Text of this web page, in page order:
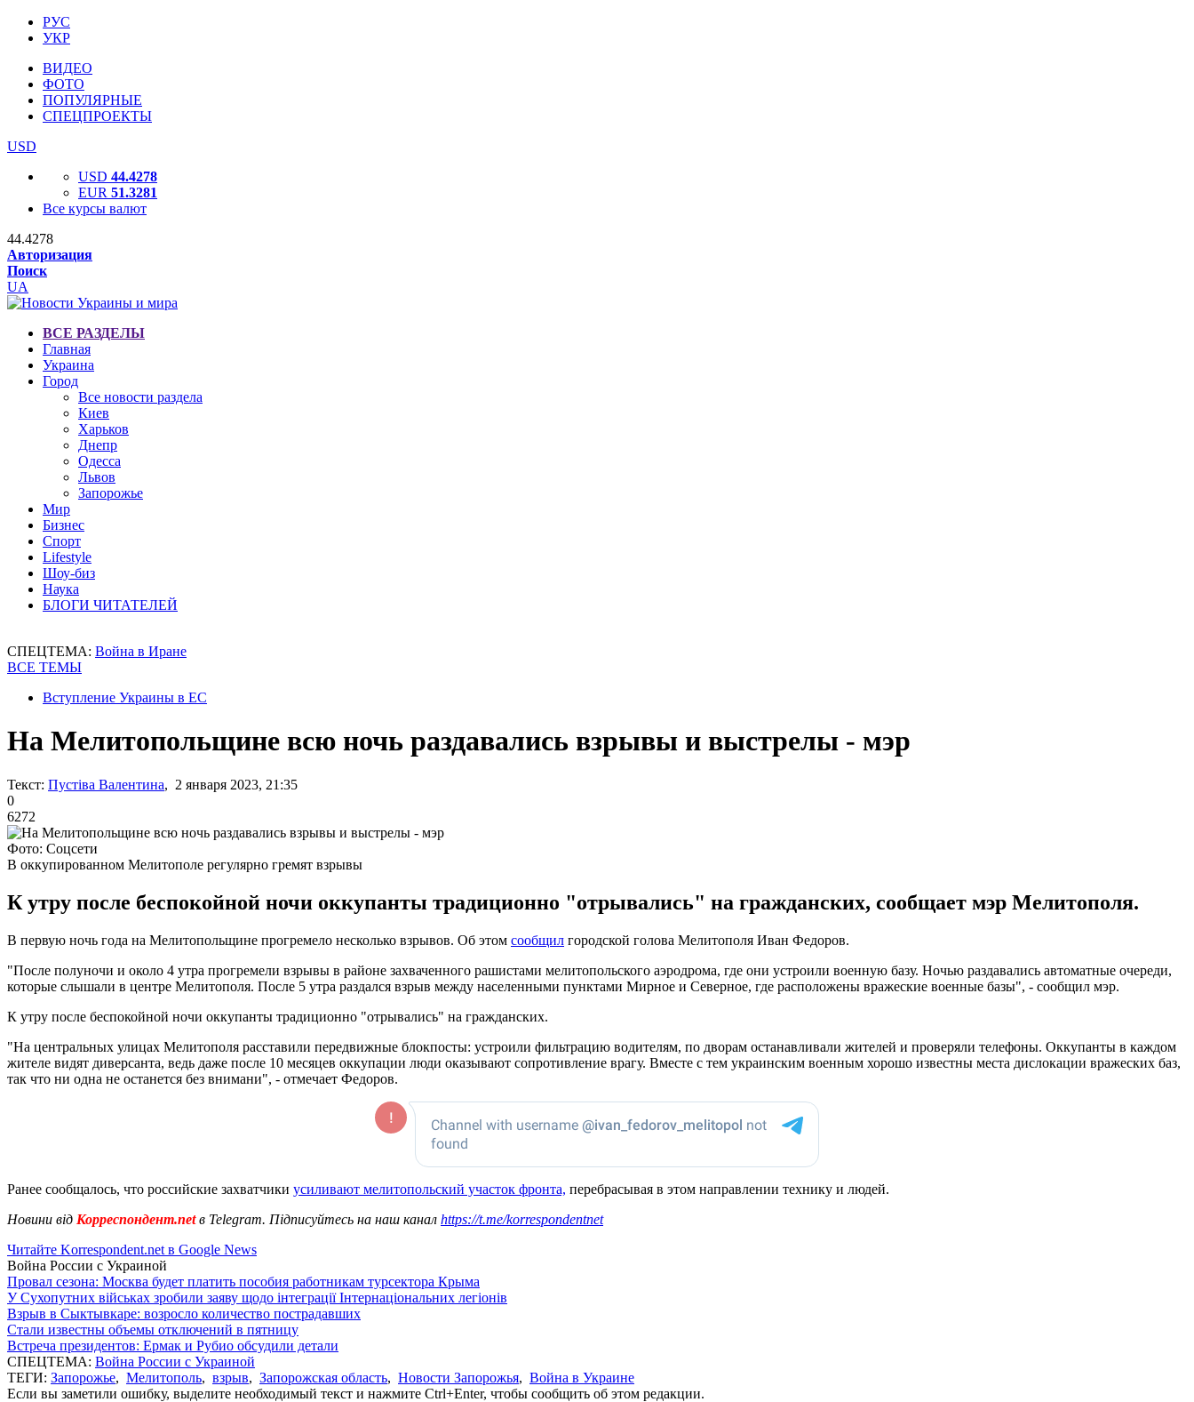
РУС
УКР
ВИДЕО
ФОТО
ПОПУЛЯРНЫЕ
СПЕЦПРОЕКТЫ
USD
USD 44.4278
EUR 51.3281
Все курсы валют
44.4278
Авторизация
Поиск
UA
ВСЕ РАЗДЕЛЫ
Главная
Украина
Город
Все новости раздела
Киев
Харьков
Днепр
Одесса
Львов
Запорожье
Мир
Бизнес
Спорт
Lifestyle
Шоу-биз
Наука
БЛОГИ ЧИТАТЕЛЕЙ
СПЕЦТЕМА: Война в Иране
ВСЕ ТЕМЫ
Вступление Украины в ЕС
На Мелитопольщине всю ночь раздавались взрывы и выстрелы - мэр
Текст: Пустіва Валентина, 2 января 2023, 21:35
0
6272
Фото: Соцсети
В оккупированном Мелитополе регулярно гремят взрывы
К утру после беспокойной ночи оккупанты традиционно "отрывались" на гражданских, сообщает мэр Мелитополя.
В первую ночь года на Мелитопольщине прогремело несколько взрывов. Об этом сообщил городской голова Мелитополя Иван Федоров.
"После полуночи и около 4 утра прогремели взрывы в районе захваченного рашистами мелитопольского аэродрома, где они устроили военную базу. Ночью раздавались автоматные очереди,
которые слышали в центре Мелитополя. После 5 утра раздался взрыв между населенными пунктами Мирное и Северное, где расположены вражеские военные базы", - сообщил мэр.
К утру после беспокойной ночи оккупанты традиционно "отрывались" на гражданских.
"На центральных улицах Мелитополя расставили передвижные блокпосты: устроили фильтрацию водителям, по дворам останавливали жителей и проверяли телефоны. Оккупанты в каждом
жителе видят диверсанта, ведь даже после 10 месяцев оккупации люди оказывают сопротивление врагу. Вместе с тем украинским военным хорошо известны места дислокации вражеских баз,
так что ни одна не останется без внимани", - отмечает Федоров.
Ранее сообщалось, что российские захватчики усиливают мелитопольский участок фронта, перебрасывая в этом направлении технику и людей.
Новини від Корреспондент.netв Telegram. Підписуйтесь на наш канал https://t.me/korrespondentnet
Читайте Korrespondent.net в Google News
Война России с Украиной
Провал сезона: Москва будет платить пособия работникам турсектора Крыма
У Сухопутних військах зробили заяву щодо інтеграції Інтернаціональних легіонів
Взрыв в Сыктывкаре: возросло количество пострадавших
Стали известны объемы отключений в пятницу
Встреча президентов: Ермак и Рубио обсудили детали
СПЕЦТЕМА: Война России с Украиной
ТЕГИ: Запорожье, Мелитополь, взрыв, Запорожская область, Новости Запорожья, Война в Украине
Если вы заметили ошибку, выделите необходимый текст и нажмите Ctrl+Enter, чтобы сообщить об этом редакции.